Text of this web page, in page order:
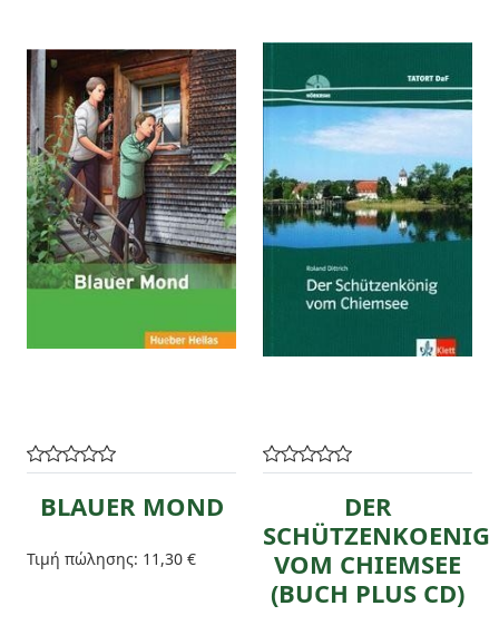
BLAUER MOND
Τιμή πώλησης: 11,30 €
DER
SCHÜTZENKOENIG
VOM CHIEMSEE
(BUCH PLUS CD)